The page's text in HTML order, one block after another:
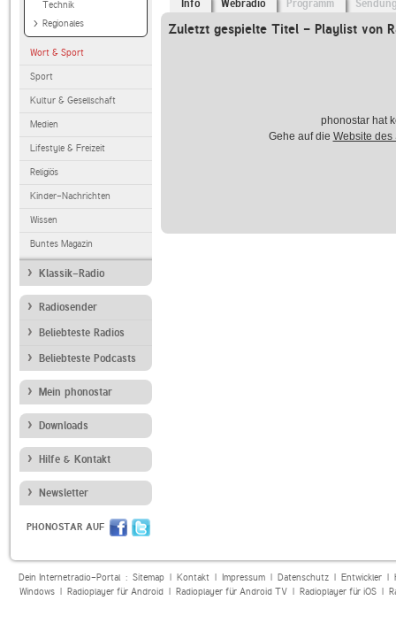
Technik
Regionales
Wort & Sport
Sport
Kultur & Gesellschaft
Medien
Lifestyle & Freizeit
Religiös
Kinder-Nachrichten
Wissen
Buntes Magazin
Klassik-Radio
Radiosender
Beliebteste Radios
Beliebteste Podcasts
Mein phonostar
Downloads
Hilfe & Kontakt
Newsletter
PHONOSTAR AUF
Info Webradio Programm
Zuletzt gespielte Titel - Playlist von
phonostar hat
Gehe auf die Website des
Dein Internetradio-Portal : Sitemap| Kontakt| Impressum| Datenschutz| Entwickler|
Windows| Radioplayer für Android| Radioplayer für Android TV| Radioplayer für iOS|